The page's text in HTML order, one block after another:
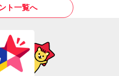
ト一覧へ